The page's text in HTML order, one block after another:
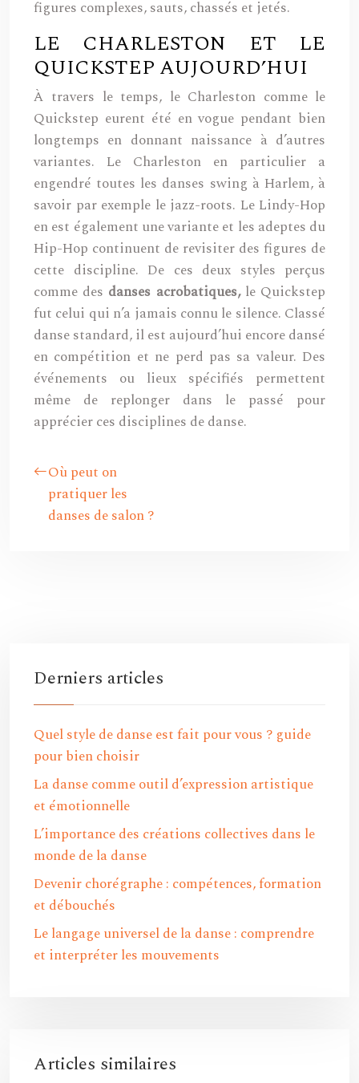
figures complexes, sauts, chassés et jetés.
LE CHARLESTON ET LE
QUICKSTEP AUJOURD’HUI
À travers le temps, le Charleston comme le
Quickstep eurent été en vogue pendant bien
longtemps en donnant naissance à d’autres
variantes. Le Charleston en particulier a
engendré toutes les danses swing à Harlem, à
savoir par exemple le jazz-roots. Le Lindy-Hop
en est également une variante et les adeptes du
Hip-Hop continuent de revisiter des figures de
cette discipline. De ces deux styles perçus
comme des danses acrobatiques, le Quickstep
fut celui qui n’a jamais connu le silence. Classé
danse standard, il est aujourd’hui encore dansé
en compétition et ne perd pas sa valeur. Des
événements ou lieux spécifiés permettent
même de replonger dans le passé pour
apprécier ces disciplines de danse.
Où peut on
pratiquer les
danses de salon ?
Derniers articles
Quel style de danse est fait pour vous ? guide
pour bien choisir
La danse comme outil d’expression artistique
et émotionnelle
L’importance des créations collectives dans le
monde de la danse
Devenir chorégraphe : compétences, formation
et débouchés
Le langage universel de la danse : comprendre
et interpréter les mouvements
Articles similaires